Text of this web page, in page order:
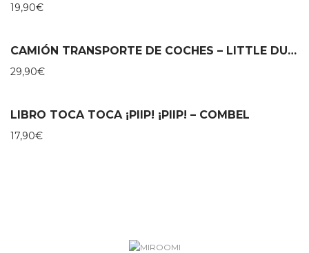
19,90€
CAMIÓN TRANSPORTE DE COCHES – LITTLE DUTCH
29,90€
LIBRO TOCA TOCA ¡PIIP! ¡PIIP! – COMBEL
17,90€